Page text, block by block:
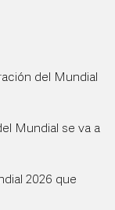
del Mundial
Mundial se va a
2026 que